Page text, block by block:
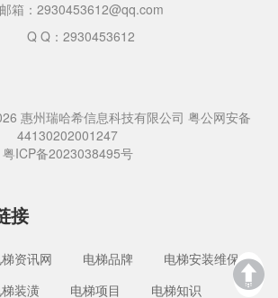
邮箱： 2930453612@qq.com
Q Q：2930453612
惠州瑞哈希信息科技有限公司 粤公网安备
44130202001247
粤ICP备2023038495号
接
资讯网 电梯品牌
电梯安装维保
装潢 电梯项目 电梯知识